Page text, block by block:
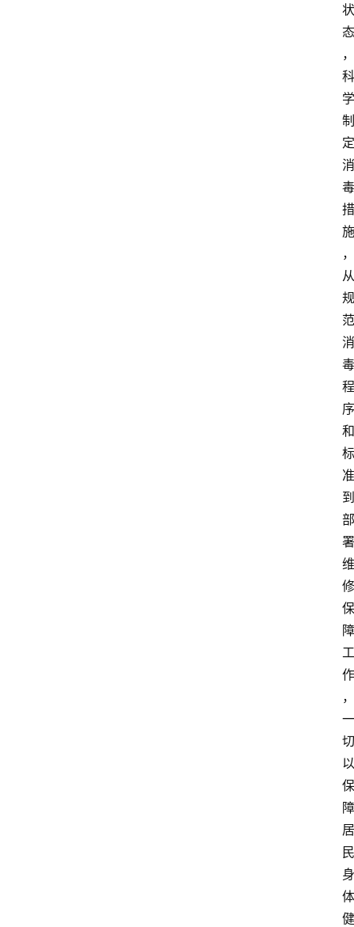
状
态
，
科
学
制
定
消
毒
措
施
，
从
规
范
消
毒
程
序
和
标
准
到
部
署
维
修
保
障
工
作
，
一
切
以
保
障
居
民
身
体
健